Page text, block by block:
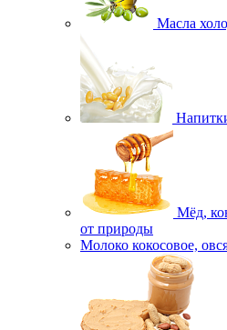
Масла
Мёд,
от природы
Молоко кокосовое,